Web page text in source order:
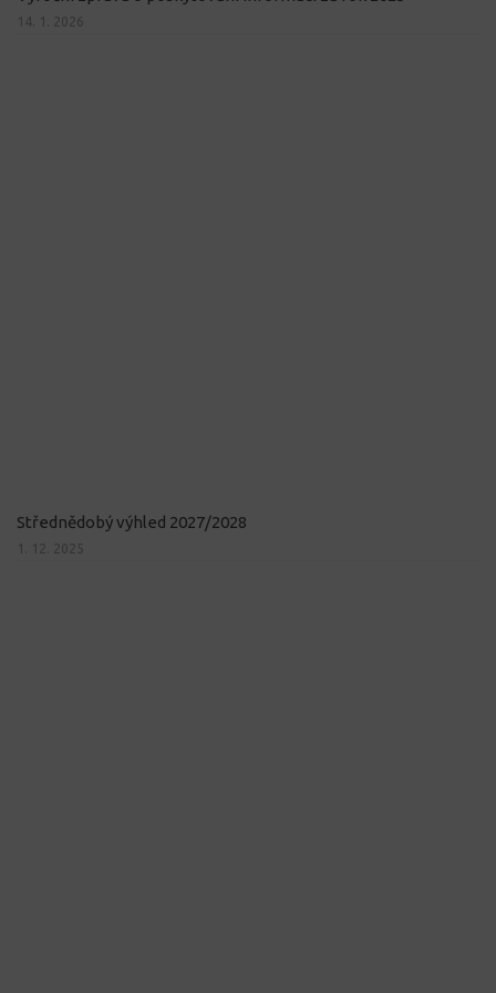
14. 1. 2026
Střednědobý výhled 2027/2028
1. 12. 2025